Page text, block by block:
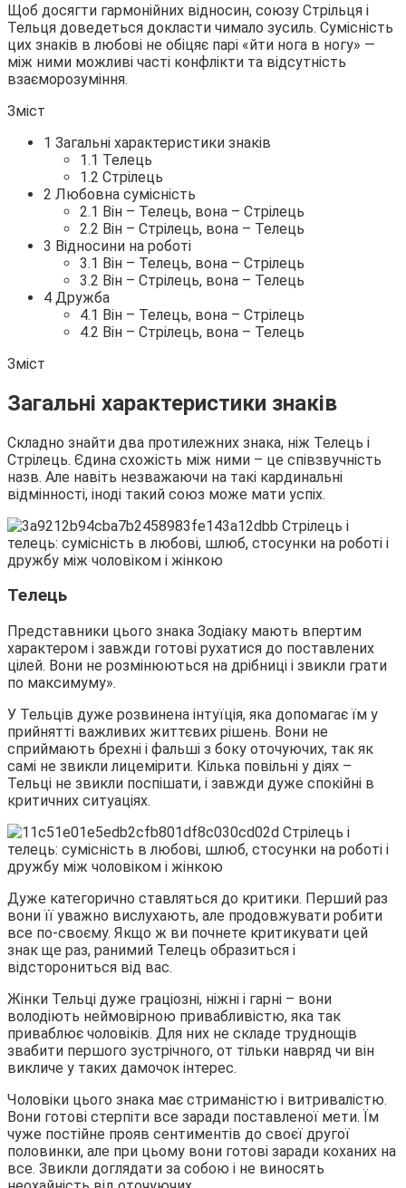
Щоб досягти гармонійних відносин, союзу Стрільця і
Тельця доведеться докласти чимало зусиль. Сумісність
цих знаків в любові не обіцяє парі «йти нога в ногу» —
між ними можливі часті конфлікти та відсутність
взаєморозуміння.
Зміст
1 Загальні характеристики знаків
1.1 Телець
1.2 Стрілець
2 Любовна сумісність
2.1 Він – Телець, вона – Стрілець
2.2 Він – Стрілець, вона – Телець
3 Відносини на роботі
3.1 Він – Телець, вона – Стрілець
3.2 Він – Стрілець, вона – Телець
4 Дружба
4.1 Він – Телець, вона – Стрілець
4.2 Він – Стрілець, вона – Телець
Зміст
Загальні характеристики знаків
Складно знайти два протилежних знака, ніж Телець і
Стрілець. Єдина схожість між ними – це співзвучність
назв. Але навіть незважаючи на такі кардинальні
відмінності, іноді такий союз може мати успіх.
Телець
Представники цього знака Зодіаку мають впертим
характером і завжди готові рухатися до поставлених
цілей. Вони не розмінюються на дрібниці і звикли грати
по максимуму».
У Тельців дуже розвинена інтуїція, яка допомагає їм у
прийнятті важливих життєвих рішень. Вони не
сприймають брехні і фальші з боку оточуючих, так як
самі не звикли лицемірити. Кілька повільні у діях –
Тельці не звикли поспішати, і завжди дуже спокійні в
критичних ситуаціях.
Дуже категорично ставляться до критики. Перший раз
вони її уважно вислухають, але продовжувати робити
все по-своєму. Якщо ж ви почнете критикувати цей
знак ще раз, ранимий Телець образиться і
відсторониться від вас.
Жінки Тельці дуже граціозні, ніжні і гарні – вони
володіють неймовірною привабливістю, яка так
приваблює чоловіків. Для них не складе труднощів
звабити першого зустрічного, от тільки навряд чи він
викличе у таких дамочок інтерес.
Чоловіки цього знака має стриманістю і витривалістю.
Вони готові стерпіти все заради поставленої мети. Їм
чуже постійне прояв сентиментів до своєї другої
половинки, але при цьому вони готові заради коханих на
все. Звикли доглядати за собою і не виносять